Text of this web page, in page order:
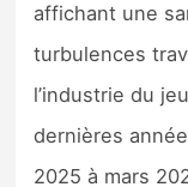
Sorties de
affichant une
turbulences
l’industrie du
dernières
2025 à mars